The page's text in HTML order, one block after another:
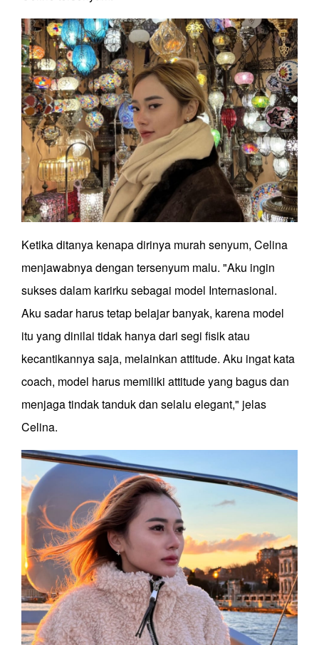
Ketika ditanya kenapa dirinya murah senyum, Celina
menjawabnya dengan tersenyum malu. "Aku ingin
sukses dalam karirku sebagai model Internasional.
Aku sadar harus tetap belajar banyak, karena model
itu yang dinilai tidak hanya dari segi fisik atau
kecantikannya saja, melainkan attitude. Aku ingat kata
coach, model harus memiliki attitude yang bagus dan
menjaga tindak tanduk dan selalu elegant," jelas
Celina.